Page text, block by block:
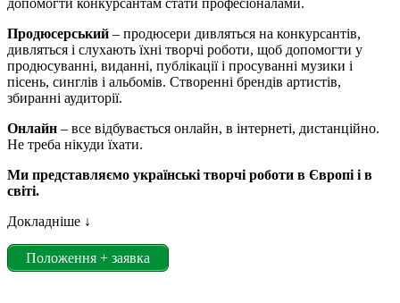
допомогти конкурсантам стати професіоналами.
Продюсерський – продюсери дивляться на конкурсантів,
дивляться і слухають їхні творчі роботи, щоб допомогти у
продюсуванні, виданні, публікації і просуванні музики і
пісень, синглів і альбомів. Створенні брендів артистів,
збиранні аудиторії.
Онлайн – все відбувається онлайн, в інтернеті, дистанційно.
Не треба нікуди їхати.
Ми представляємо українські творчі роботи в Європі і в
світі.
Докладніше ↓
Положення + заявка